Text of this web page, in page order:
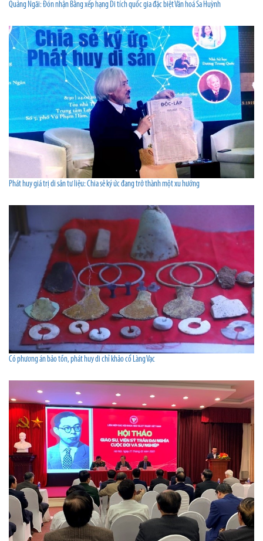
Quảng Ngãi: Đón nhận Bằng xếp hạng Di tích quốc gia đặc biệt Văn hoá Sa Huỳnh
Phát huy giá trị di sản tư liệu: Chia sẻ ký ức đang trở thành một xu hướng
Có phương án bảo tồn, phát huy di chỉ khảo cổ Làng Vạc